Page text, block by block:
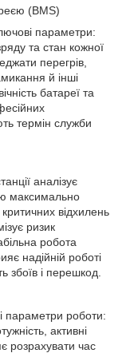
(BMS)
параметри:
та стан кожної
перегрів,
й інші
батареї та
термін служби
аналізує
максимально
відхилень
ризик
робота
надійній роботі
збоїв і перешкод.
параметри роботи:
активні
розрахувати час